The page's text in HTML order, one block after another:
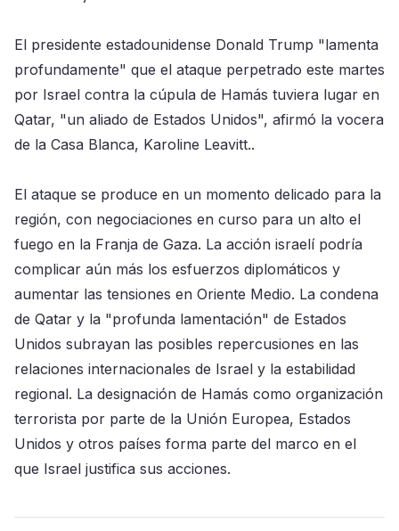
El presidente estadounidense Donald Trump "lamenta
profundamente" que el ataque perpetrado este martes
por Israel contra la cúpula de Hamás tuviera lugar en
Qatar, "un aliado de Estados Unidos", afirmó la vocera
de la Casa Blanca, Karoline Leavitt..
El ataque se produce en un momento delicado para la
región, con negociaciones en curso para un alto el
fuego en la Franja de Gaza. La acción israelí podría
complicar aún más los esfuerzos diplomáticos y
aumentar las tensiones en Oriente Medio. La condena
de Qatar y la "profunda lamentación" de Estados
Unidos subrayan las posibles repercusiones en las
relaciones internacionales de Israel y la estabilidad
regional. La designación de Hamás como organización
terrorista por parte de la Unión Europea, Estados
Unidos y otros países forma parte del marco en el
que Israel justifica sus acciones.